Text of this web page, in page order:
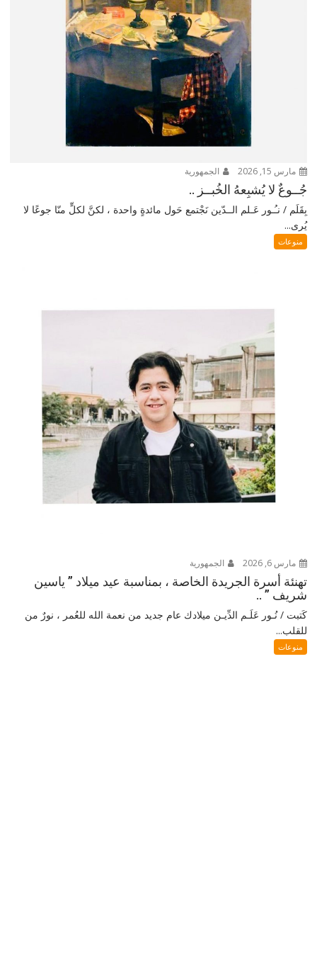
مارس 15, 2026 الجمهورية
جُــوعٌ لا يُشبِعهُ الخُبــز ..
بِقَلَم / نـُـور عَـلم الــدّين نَجْتمع حَول مائدةٍ واحدة ، لكنَّ لكلٍّ منّا جوعًا لا
يُرى...
منوعات
مارس 6, 2026 الجمهورية
تهنئة أسرة الجريدة الخاصة ، بمناسبة عيد ميلاد ” ياسين
شريف ” ..
كَتبت / نُـور عَلَـم الدِّيـن ميلادك عام جديد من نعمة الله للعُمر ، نورٌ من
للقلب...
منوعات